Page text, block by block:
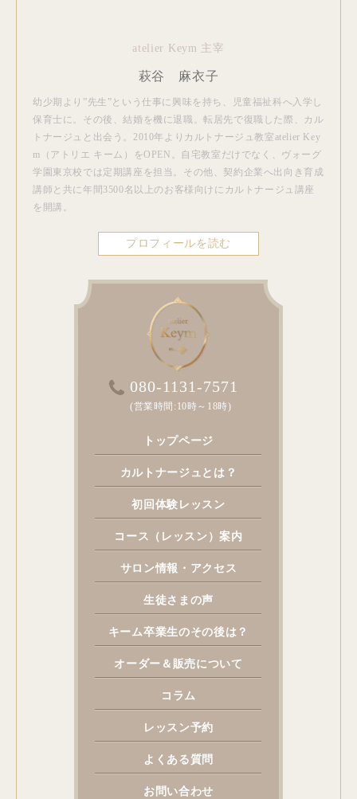
atelier Keym 主宰
萩谷 麻衣子
幼少期より”先生”という仕事に興味を持ち、児童福祉科へ入学し
保育士に。その後、結婚を機に退職。転居先で復職した際、カル
トナージュと出会う。2010年よりカルトナージュ教室atelier Key
m（アトリエ キーム）をOPEN。自宅教室だけでなく、ヴォーグ
学園東京校では定期講座を担当。その他、契約企業へ出向き育成
講師と共に年間3500名以上のお客様向けにカルトナージュ講座
を開講。
プロフィールを読む
080-1131-7571
(営業時間:10時～18時)
トップページ
カルトナージュとは？
初回体験レッスン
コース（レッスン）案内
サロン情報・アクセス
生徒さまの声
キーム卒業生のその後は？
オーダー＆販売について
コラム
レッスン予約
よくある質問
お問い合わせ